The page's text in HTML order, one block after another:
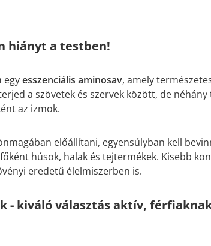
hiányt a testben!
egyesszenciális aminosav, amely
a szövetek és szervek között, de
az izmok.
előállítani, egyensúlyban kell
húsok, halak és tejtermékek. Kisebb
eredetű élelmiszerben is.
- kiváló választás aktív,